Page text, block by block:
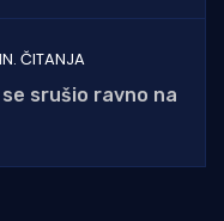
ČITANJA
se srušio ravno na